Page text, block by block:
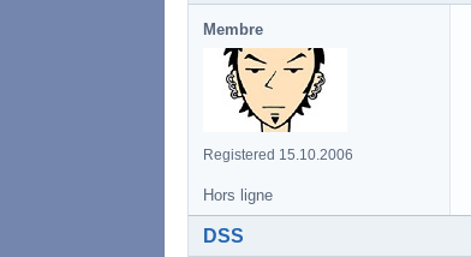
Membre
Registered 15.10.2006
Hors ligne
DSS